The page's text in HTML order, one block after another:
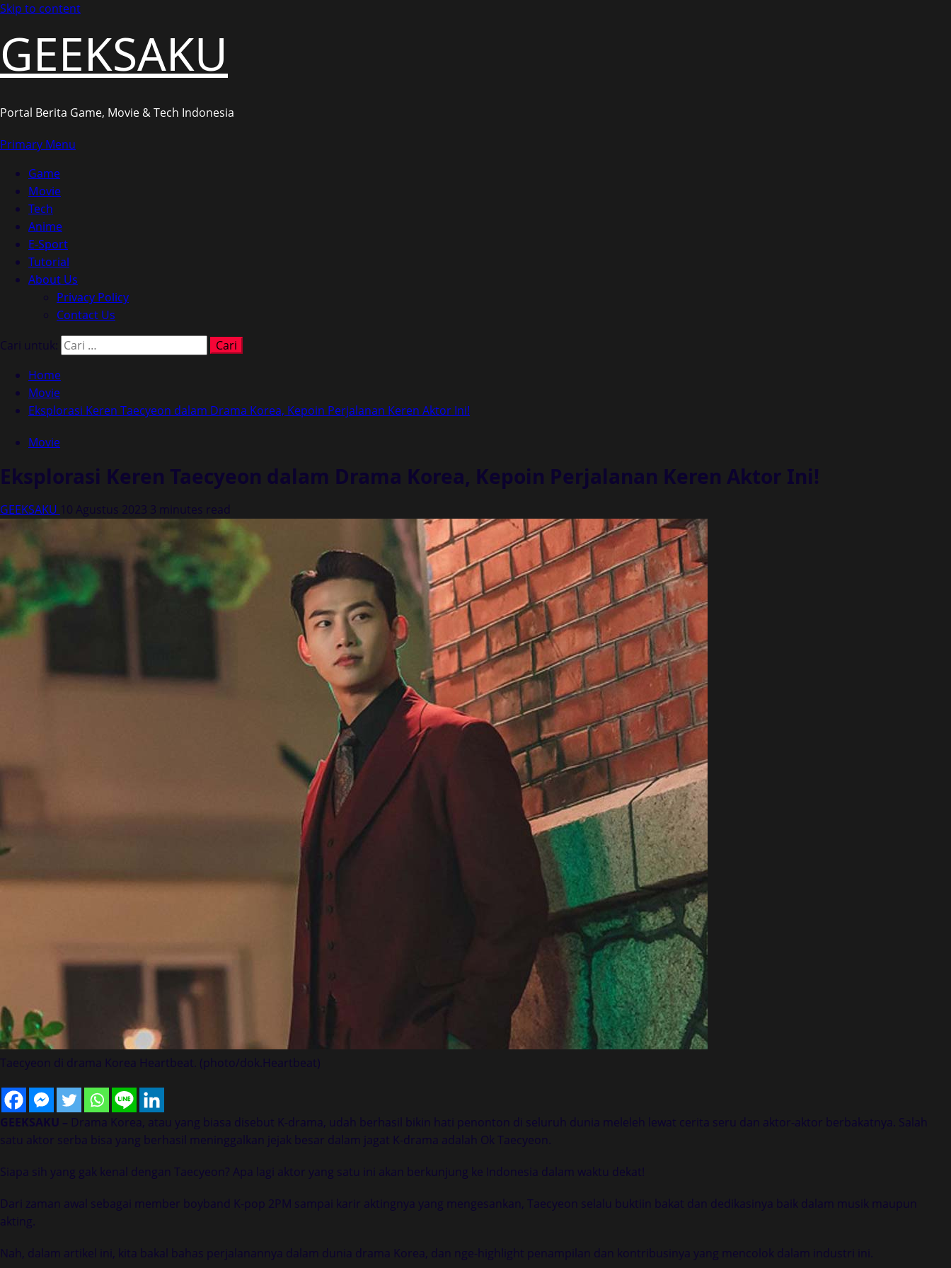
Skip to content
GEEKSAKU
Portal Berita Game, Movie & Tech Indonesia
Primary Menu
Game
Movie
Tech
Anime
E-Sport
Tutorial
About Us
Privacy Policy
Contact Us
Cari untuk:
Home
Movie
Eksplorasi Keren Taecyeon dalam Drama Korea, Kepoin Perjalanan Keren Aktor Ini!
Movie
Eksplorasi Keren Taecyeon dalam Drama Korea, Kepoin Perjalanan Keren Aktor Ini!
GEEKSAKU 10 Agustus 2023 3 minutes read
Taecyeon di drama Korea Heartbeat. (photo/dok.Heartbeat)
GEEKSAKU – Drama Korea, atau yang biasa disebut K-drama, udah berhasil bikin hati penonton di seluruh dunia meleleh lewat cerita seru dan aktor-aktor berbakatnya. Salah
satu aktor serba bisa yang berhasil meninggalkan jejak besar dalam jagat K-drama adalah Ok Taecyeon.
Siapa sih yang gak kenal dengan Taecyeon? Apa lagi aktor yang satu ini akan berkunjung ke Indonesia dalam waktu dekat!
Dari zaman awal sebagai member boyband K-pop 2PM sampai karir aktingnya yang mengesankan, Taecyeon selalu buktiin bakat dan dedikasinya baik dalam musik maupun
akting.
Nah, dalam artikel ini, kita bakal bahas perjalanannya dalam dunia drama Korea, dan nge-highlight penampilan dan kontribusinya yang mencolok dalam industri ini.